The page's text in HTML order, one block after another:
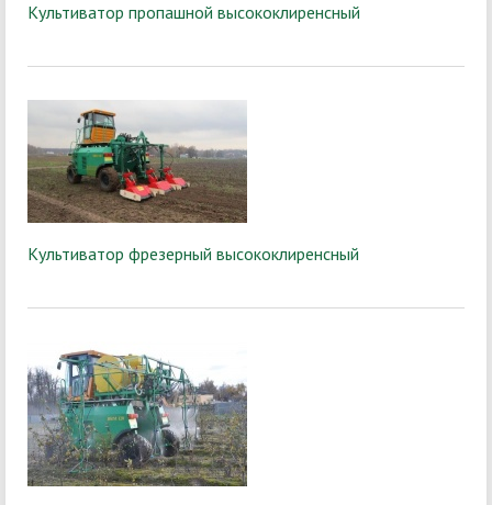
Культиватор пропашной высококлиренсный
Культиватор фрезерный высококлиренсный